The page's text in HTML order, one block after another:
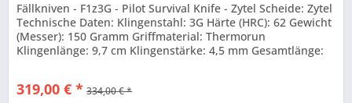
Fällkniven - F1z3G - Pilot Survival Knife - Zytel Scheide: Zytel
Technische Daten: Klingenstahl: 3G Härte (HRC): 62 Gewicht
(Messer): 150 Gramm Griffmaterial: Thermorun
Klingenlänge: 9,7 cm Klingenstärke: 4,5 mm Gesamtlänge:
319,00 € * 334,00 € *